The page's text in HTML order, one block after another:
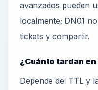
avanzados pueden
localmente; DN01
tickets y compartir.
¿Cuánto tardan
Depende del TTL y